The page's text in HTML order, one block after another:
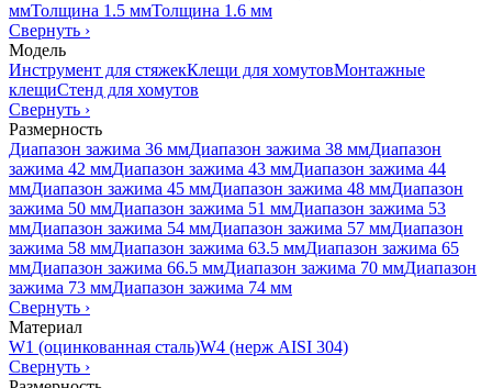
ммТолщина 1.5 ммТолщина 1.6 мм
Свернуть ›
Модель
Инструмент для стяжекКлещи для хомутовМонтажные
клещиСтенд для хомутов
Свернуть ›
Размерность
Диапазон зажима 36 ммДиапазон зажима 38 ммДиапазон
зажима 42 ммДиапазон зажима 43 ммДиапазон зажима 44
ммДиапазон зажима 45 ммДиапазон зажима 48 ммДиапазон
зажима 50 ммДиапазон зажима 51 ммДиапазон зажима 53
ммДиапазон зажима 54 ммДиапазон зажима 57 ммДиапазон
зажима 58 ммДиапазон зажима 63.5 ммДиапазон зажима 65
ммДиапазон зажима 66.5 ммДиапазон зажима 70 ммДиапазон
зажима 73 ммДиапазон зажима 74 мм
Свернуть ›
Материал
W1 (оцинкованная сталь)W4 (нерж AISI 304)
Свернуть ›